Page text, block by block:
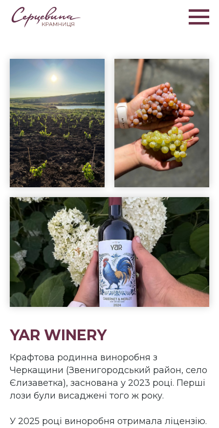
YAR WINERY
Крафтова родинна виноробня з
Черкащини (Звенигородський район, село
Єлизаветка), заснована у 2023 році. Перші
лози були висаджені того ж року.
У 2025 році виноробня отримала ліцензію.